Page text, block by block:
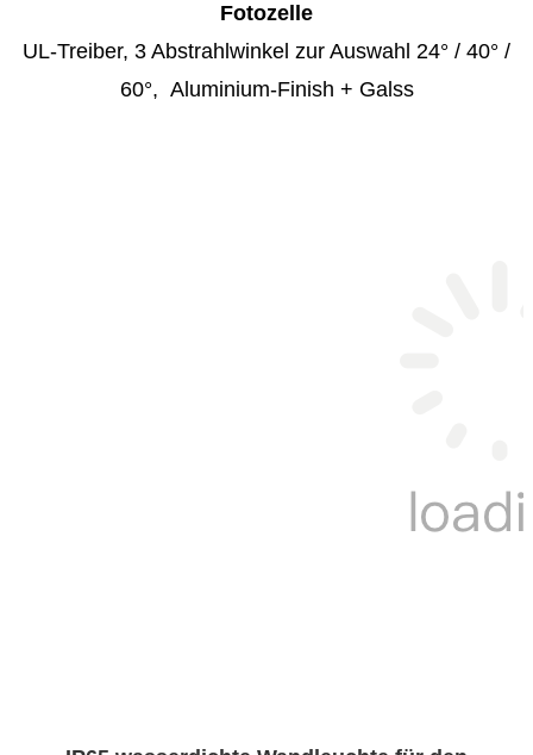
Fotozelle
UL-Treiber, 3 Abstrahlwinkel zur Auswahl 24° / 40° /
60°, Aluminium-Finish + Galss